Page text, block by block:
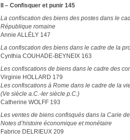
II – Confisquer et punir 145
La confiscation des biens des postes dans le
République romaine
Annie ALLÉLY 147
La confiscation des biens dans le cadre de la
Cynthia COUHADE-BEYNEIX 163
Les confiscations de biens dans le cadre des
Virginie HOLLARD 179
Les confiscations à Rome dans le cadre de la
(Ve siècle a.C.-Ier siècle p.C.)
Catherine WOLFF 193
Les ventes de biens confisqués dans la Carie
Notes d’histoire économique et monétaire
Fabrice DELRIEUX 209